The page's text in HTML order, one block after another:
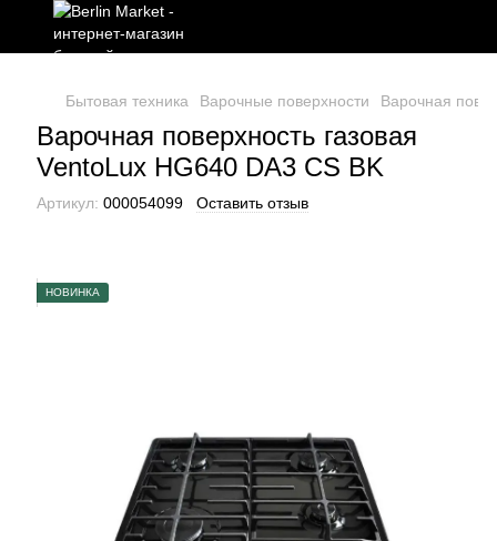
Бытовая техника Варочные поверхности Варочная
Варочная поверхность газовая
VentoLux HG640 DA3 CS BK
Артикул: 000054099 Оставить отзыв
НОВИНКА